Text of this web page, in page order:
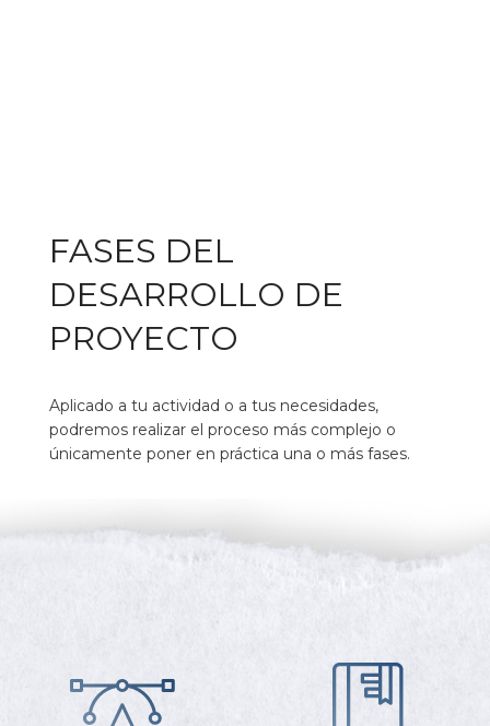
FASES DEL
DESARROLLO DE
PROYECTO
Aplicado a tu actividad o a tus necesidades,
podremos realizar el proceso más complejo o
únicamente poner en práctica una o más fases.